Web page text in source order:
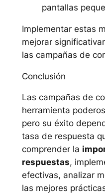
pantallas
Implementar estas
mejorar
las campañas de
Conclusión
Las campañas de
herramienta
pero su éxito
tasa de respuesta
comprender la
respuestas,
efectivas, analizar
las mejores